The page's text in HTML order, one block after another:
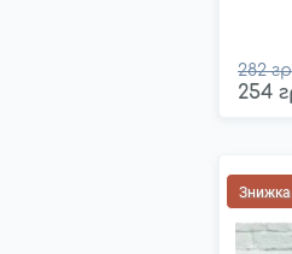
282
254
Знижка